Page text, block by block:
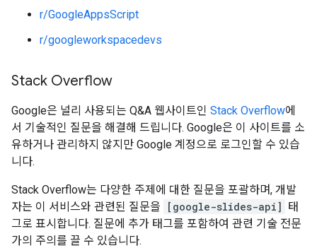
r/GoogleAppsScript
r/googleworkspacedevs
Stack Overflow
Google은 널리 사용되는 Q&A 웹사이트인 Stack Overflow에
서 기술적인 질문을 해결해 드립니다. Google은 이 사이트를 소
유하거나 관리하지 않지만 Google 계정으로 로그인할 수 있습
니다.
Stack Overflow는 다양한 주제에 대한 질문을 포괄하며, 개발
자는 이 서비스와 관련된 질문을
[google-slides-api] 태
그로 표시합니다. 질문에 추가 태그를 포함하여 관련 기술 전문
가의 주의를 끌 수 있습니다.